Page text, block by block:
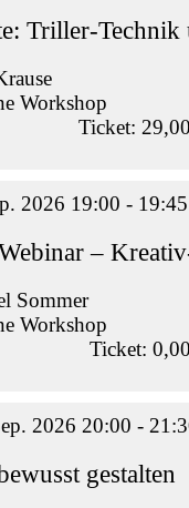
Triller-
Workshop
Ticket:
2026 19:00 - 19:45
–
Sommer
Workshop
Ticket:
2026 20:00 -
gestalten